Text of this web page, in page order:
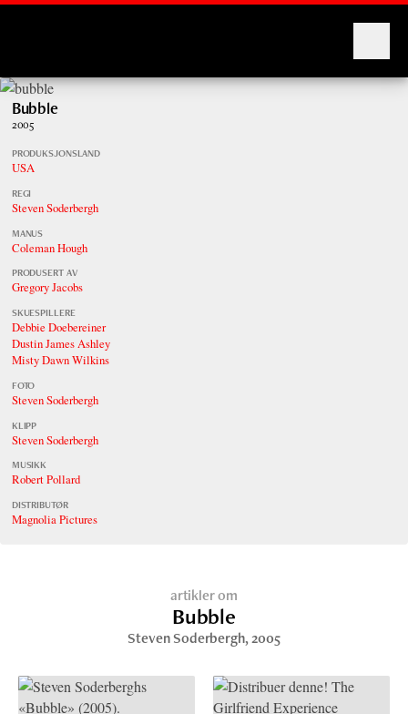
Bubble
2005
PRODUKSJONSLAND
USA
REGI
Steven Soderbergh
MANUS
Coleman Hough
PRODUSERT AV
Gregory Jacobs
SKUESPILLERE
Debbie Doebereiner
Dustin James Ashley
Misty Dawn Wilkins
FOTO
Steven Soderbergh
KLIPP
Steven Soderbergh
MUSIKK
Robert Pollard
DISTRIBUTØR
Magnolia Pictures
artikler om
Bubble
Steven Soderbergh, 2005